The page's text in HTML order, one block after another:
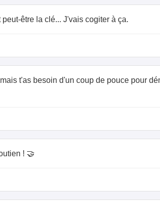
être la clé... J'vais cogiter à ça.
t'as besoin d'un coup de pouce pour
! 🤝